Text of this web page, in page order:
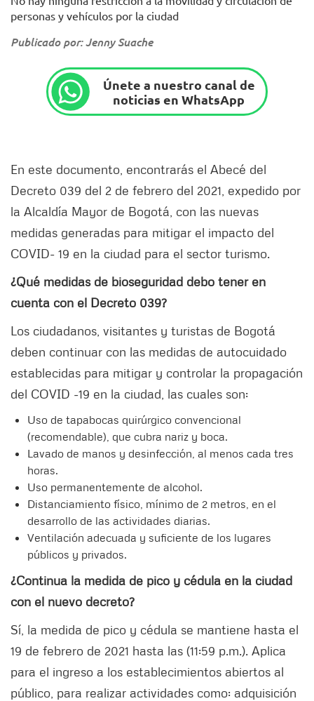
personas y vehículos por la ciudad
Publicado por: Jenny Suache
Únete a nuestro canal de
noticias en WhatsApp
En este documento, encontrarás el Abecé del
Decreto 039 del 2 de febrero del 2021, expedido por
la Alcaldía Mayor de Bogotá, con las nuevas
medidas generadas para mitigar el impacto del
COVID- 19 en la ciudad para el sector turismo.
¿Qué medidas de bioseguridad debo tener en
cuenta con el Decreto 039?
Los ciudadanos, visitantes y turistas de Bogotá
deben continuar con las medidas de autocuidado
establecidas para mitigar y controlar la propagación
del COVID -19 en la ciudad, las cuales son:
Uso de tapabocas quirúrgico convencional
(recomendable), que cubra nariz y boca.
Lavado de manos y desinfección, al menos cada tres
horas.
Uso permanentemente de alcohol.
Distanciamiento físico, mínimo de 2 metros, en el
desarrollo de las actividades diarias.
Ventilación adecuada y suficiente de los lugares
públicos y privados.
¿Continua la medida de pico y cédula en la ciudad
con el nuevo decreto?
Sí, la medida de pico y cédula se mantiene hasta el
19 de febrero de 2021 hasta las (11:59 p.m.). Aplica
para el ingreso a los establecimientos abiertos al
público, para realizar actividades como: adquisición